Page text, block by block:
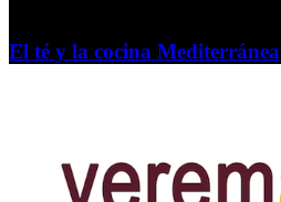
El té y la cocina Mediterránea